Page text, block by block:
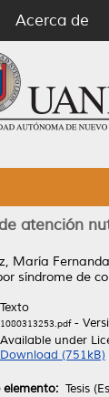
Acerca de
atención
María Fernanda
síndrome de
Texto
1080313253.pdf-
Available under
Download (751kB)
elemento: Tesis